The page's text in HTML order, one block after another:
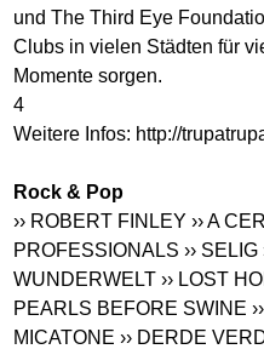
und The Third Eye
Clubs in vielen Städten für
Momente sorgen.
4
Weitere Infos: http://
Rock & Pop
›› ROBERT FINLEY ›› A
PROFESSIONALS ›› SELIG
WUNDERWELT ›› LOST
PEARLS BEFORE SWINE
MICATONE ›› DERDE